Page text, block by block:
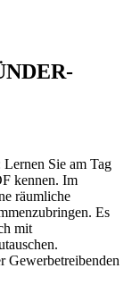
Sie am Tag
kennen. Im
räumliche
Es
mit
Gewerbetreibenden